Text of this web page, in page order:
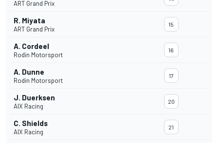
ART Grand Prix
R. Miyata
ART Grand Prix
15
A. Cordeel
Rodin Motorsport
16
A. Dunne
Rodin Motorsport
17
J. Duerksen
AIX Racing
20
C. Shields
AIX Racing
21